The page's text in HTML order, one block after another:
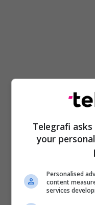
Telegrafi
your
Personalised
content
services